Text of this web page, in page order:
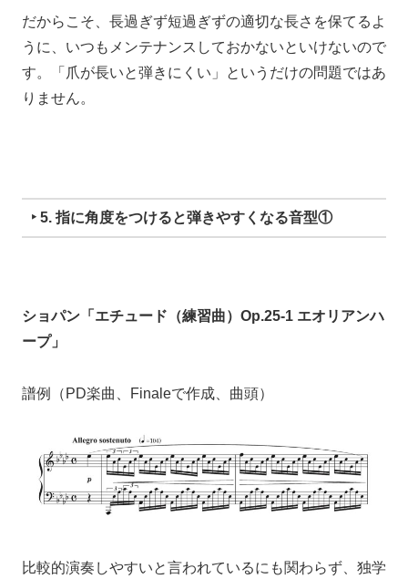
だからこそ、 長過ぎず短過ぎずの適切な長さを保てるよ
うに、 いつもメンテナンスしておかないといけないので
す。
「爪が長いと弾きにくい」
というだけの問題ではあ
りません。
‣ 5. 指に角度をつけると弾きやすくなる音型①
ショパン「エチュード（練習曲）Op.25-1 エオリアンハ
ープ」
譜例（PD楽曲、Finaleで作成、曲頭）
比較的演奏しやすいと言われているにも関わらず、独学